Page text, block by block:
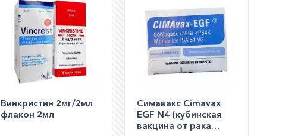
Винкристин 2мг/2мл
флакон 2мл
Симавакс Cimavax
EGF N4 (кубинская
вакцина от рака